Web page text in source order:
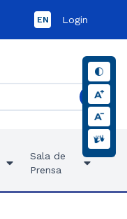
EN Login
Sala de
Prensa